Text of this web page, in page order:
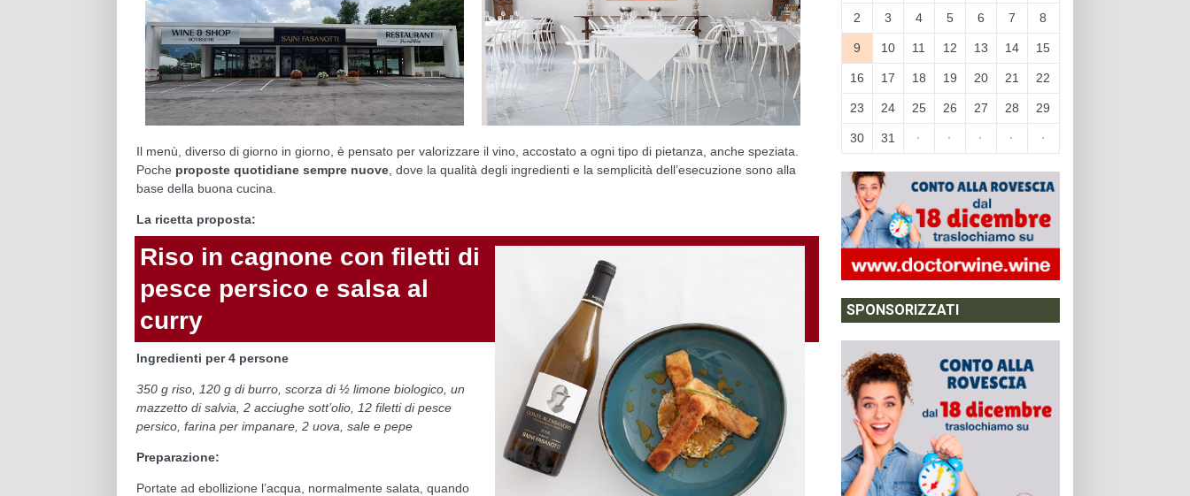
Il menù, diverso di giorno in giorno, è pensato per valorizzare il vino, accostato a ogni tipo di pietanza, anche speziata.
Poche proposte quotidiane sempre nuove , dove la qualità degli ingredienti e la semplicità dell’esecuzione sono alla
base della buona cucina.
La ricetta proposta:
Riso in cagnone con filetti di
pesce persico e salsa al
curry
Ingredienti per 4 persone
350 g riso, 120 g di burro, scorza di ½ limone biologico, un
mazzetto di salvia, 2 acciughe sott’olio, 12 filetti di pesce
persico, farina per impanare, 2 uova, sale e pepe
Preparazione:
Portate ad ebollizione l’acqua, normalmente salata, quando
2 3 4 5 6 7 8
9 10 11 12 13 14 15
16 17 18 19 20 21 22
23 24 25 26 27 28 29
30 31 · · · · ·
SPONSORIZZATI